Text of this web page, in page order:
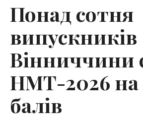
Понад сотня
випускників
Вінниччини
НМТ-2026 на
балів